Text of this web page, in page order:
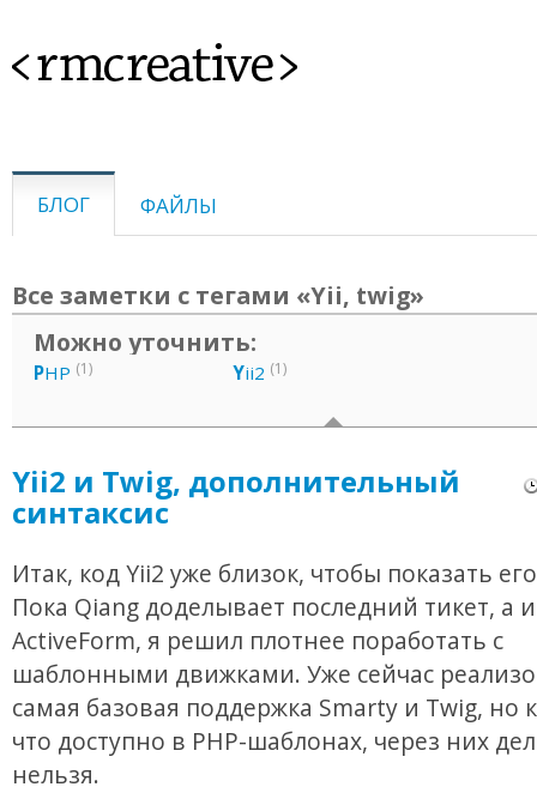
<rmcreative>
БЛОГ ФАЙЛЫ
Все заметки с тегами «Yii, twig»
Можно уточнить:
PHP (1) Yii2 (1)
Yii2 и Twig, дополнительный
синтаксис
Итак, код Yii2 уже близок, чтобы показать
Пока Qiang доделывает последний тикет, а
ActiveForm, я решил плотнее поработать с
шаблонными движками. Уже сейчас
самая базовая поддержка Smarty и Twig, но
что доступно в PHP-шаблонах, через них
нельзя.